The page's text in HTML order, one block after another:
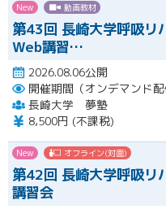
New 動画教材
第43回 長崎大学呼吸リ
Web講習…
2026.08.06公開
長崎大学 夢塾
8,500円 (不課税)
New オフライン(対面)
第42回 長崎大学呼吸リ
講習会